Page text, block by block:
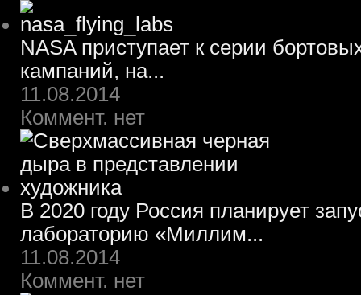
NASA приступает к серии
кампаний, на...
11.08.2014
Коммент. нет
В 2020 году Россия планирует
лабораторию «Миллим...
11.08.2014
Коммент. нет